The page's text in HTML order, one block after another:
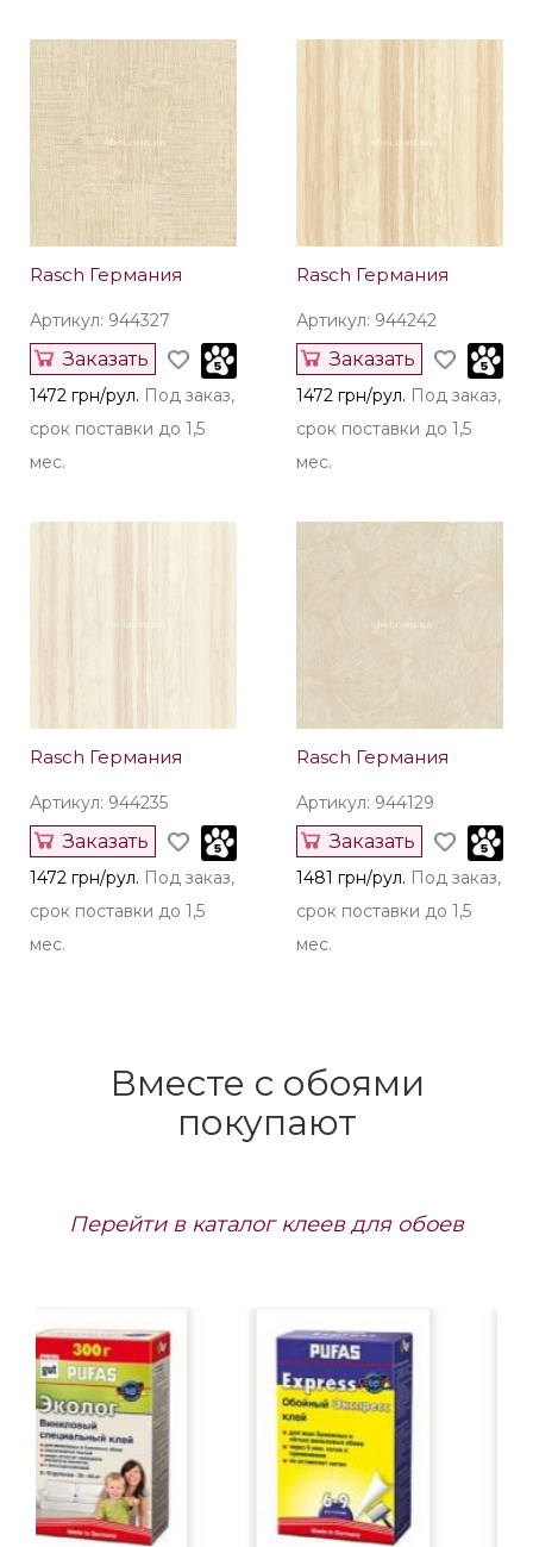
Rasch Германия
Артикул: 944327
Заказать
1472 грн/рул. Под заказ,
срок поставки до 1,5
мес.
Rasch Германия
Артикул: 944242
Заказать
1472 грн/рул. Под заказ,
срок поставки до 1,5
мес.
Rasch Германия
Артикул: 944235
Заказать
1472 грн/рул. Под заказ,
срок поставки до 1,5
мес.
Rasch Германия
Артикул: 944129
Заказать
1481 грн/рул. Под заказ,
срок поставки до 1,5
мес.
Вместе с обоями
покупают
Перейти в каталог клеев для обоев